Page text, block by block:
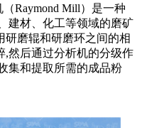
Raymond Mill）是一种
建材、化工等领域的磨矿
研磨辊和研磨环之间的相
,然后通过分析机的分级作
集和提取所需的成品粉